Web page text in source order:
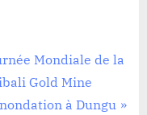
Mondiale de la
Gold Mine
à Dungu